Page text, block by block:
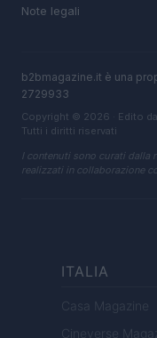
Note legali
b2bmagazine.it è una
2729933
Copyright © 2026 · Edito
Tutti i diritti riservati
I contenuti sono curati dalla
realizzati in collaborazione
ITALIA
Casa Magazine
Cineverse